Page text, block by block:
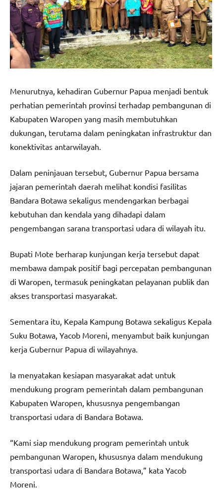
Menurutnya, kehadiran Gubernur Papua menjadi bentuk
perhatian pemerintah provinsi terhadap pembangunan di
Kabupaten Waropen yang masih membutuhkan
dukungan, terutama dalam peningkatan infrastruktur dan
konektivitas antarwilayah.
Dalam peninjauan tersebut, Gubernur Papua bersama
jajaran pemerintah daerah melihat kondisi fasilitas
Bandara Botawa sekaligus mendengarkan berbagai
kebutuhan dan kendala yang dihadapi dalam
pengembangan sarana transportasi udara di wilayah itu.
Bupati Mote berharap kunjungan kerja tersebut dapat
membawa dampak positif bagi percepatan pembangunan
di Waropen, termasuk peningkatan pelayanan publik dan
akses transportasi masyarakat.
Sementara itu, Kepala Kampung Botawa sekaligus Kepala
Suku Botawa, Yacob Moreni, menyambut baik kunjungan
kerja Gubernur Papua di wilayahnya.
Ia menyatakan kesiapan masyarakat adat untuk
mendukung program pemerintah dalam pembangunan
Kabupaten Waropen, khususnya pengembangan
transportasi udara di Bandara Botawa.
“Kami siap mendukung program pemerintah untuk
pembangunan Waropen, khususnya dalam mendukung
transportasi udara di Bandara Botawa,” kata Yacob
Moreni.